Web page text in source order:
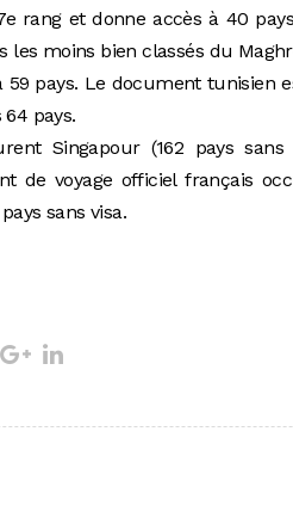
rang et donne accès à 40
les moins bien classés du
59 pays. Le document tunisien
pays.
Singapour (162 pays
de voyage officiel français
sans visa.